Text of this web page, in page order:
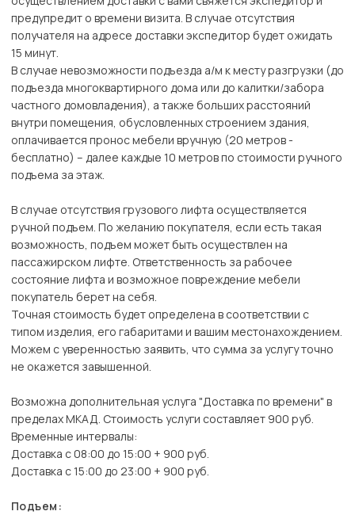
предупредит о времени визита. В случае отсутствия
получателя на адресе доставки экспедитор будет ожидать
15 минут.
В случае невозможности подъезда а/м к месту разгрузки (до
подъезда многоквартирного дома или до калитки/забора
частного домовладения), а также больших расстояний
внутри помещения, обусловленных строением здания,
оплачивается пронос мебели вручную (20 метров -
бесплатно) – далее каждые 10 метров по стоимости ручного
подъема за этаж.
В случае отсутствия грузового лифта осуществляется
ручной подъем. По желанию покупателя, если есть такая
возможность, подъем может быть осуществлен на
пассажирском лифте. Ответственность за рабочее
состояние лифта и возможное повреждение мебели
покупатель берет на себя.
Точная стоимость будет определена в соответствии с
типом изделия, его габаритами и вашим местонахождением.
Можем с уверенностью заявить, что сумма за услугу точно
не окажется завышенной.
Возможна дополнительная услуга "Доставка по времени" в
пределах МКАД. Стоимость услуги составляет 900 руб.
Временные интервалы:
Доставка с 08:00 до 15:00 + 900 руб.
Доставка с 15:00 до 23:00 + 900 руб.
Подъем: